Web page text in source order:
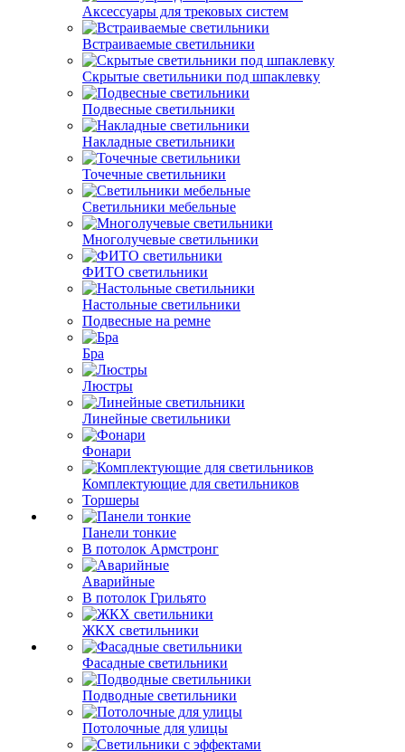
Аксессуары для трековых систем
Встраиваемые светильники
Скрытые светильники под шпаклевку
Подвесные светильники
Накладные светильники
Точечные светильники
Светильники мебельные
Многолучевые светильники
ФИТО светильники
Настольные светильники
Подвесные на ремне
Бра
Люстры
Линейные светильники
Фонари
Комплектующие для светильников
Торшеры
Панели тонкие
В потолок Армстронг
Аварийные
В потолок Грильято
ЖКХ светильники
Фасадные светильники
Подводные светильники
Потолочные для улицы